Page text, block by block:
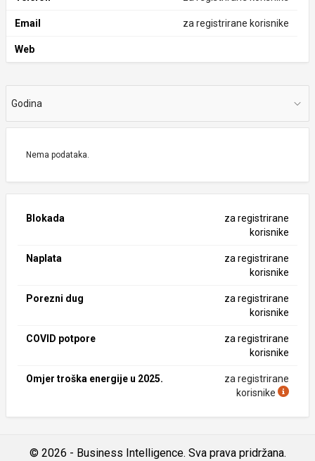
Email za registrirane korisnike
Web
Godina
Nema podataka.
Blokada
za registrirane
korisnike
Naplata
za registrirane
korisnike
Porezni dug
za registrirane
korisnike
COVID potpore
za registrirane
korisnike
Omjer troška energije u 2025.
za registrirane
korisnike
© 2026 - Business Intelligence. Sva prava pridržana.